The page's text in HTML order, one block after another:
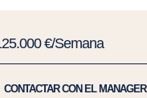
€/Semana
CONTACTAR CON EL MANAGER